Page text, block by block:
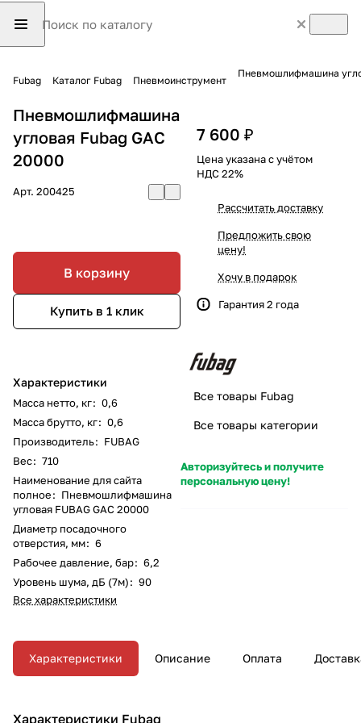
Fubag Каталог Fubag Пневмоинструмент
Пневмошлифмашина
Пневмошлифмашина
угловая Fubag GAC
20000
Арт. 200425
В корзину
Купить в 1 клик
Характеристики
Масса нетто, кг: 0,6
Масса брутто, кг: 0,6
Производитель: FUBAG
Вес: 710
Наименование для сайта
полное: Пневмошлифмашина
угловая FUBAG GAC 20000
Диаметр посадочного
отверстия, мм: 6
Рабочее давление, бар: 6,2
Уровень шума, дБ (7м): 90
Все характеристики
7 600 ₽
Цена указана с учётом
НДС 22%
Рассчитать доставку
Предложить свою
цену!
Хочу в подарок
Гарантия 2 года
Все товары Fubag
Все товары категории
Авторизуйтесь и получите
персональную цену!
Характеристики Описание Оплата
Характеристики Fubag